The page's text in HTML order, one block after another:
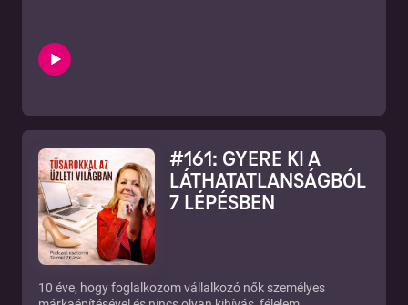
Hogyan lehet növelni a hatékonyságot a
tartalomgyártásban és az ügyfél elérésekben?
ÜZLETI MENTORÁLÁS ÉRDEMES MEGHALLGATNI!
elmondom neked a lényeget.
https://feminakademia.hu/ugyfelszerzes-2026/
#161: GYERE KI A
LÁTHATATLANSÁGBÓL
7 LÉPÉSBEN
10 éve, hogy foglalkozom vállalkozó nők személyes